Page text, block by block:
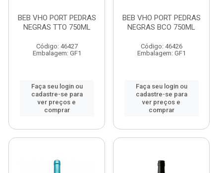
BEB VHO PORT PEDRAS
NEGRAS TTO 750ML
Código: 46427
Embalagem: GF1
Faça seu login ou
cadastre-se para
ver preços e
comprar
BEB VHO PORT PEDRAS
NEGRAS BCO 750ML
Código: 46426
Embalagem: GF1
Faça seu login ou
cadastre-se para
ver preços e
comprar